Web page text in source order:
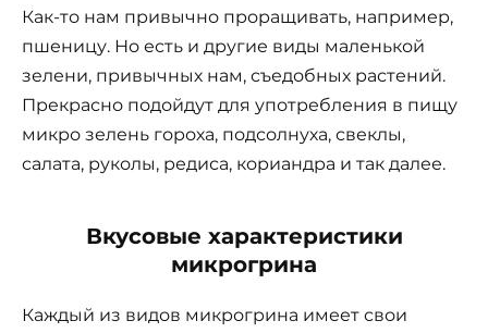
Как-то нам привычно проращивать, например,
пшеницу. Но есть и другие виды маленькой
зелени, привычных нам, съедобных растений.
Прекрасно подойдут для употребления в пищу
микро зелень гороха, подсолнуха, свеклы,
салата, руколы, редиса, кориандра и так далее.
Вкусовые характеристики
микрогрина
Каждый из видов микрогрина имеет свои